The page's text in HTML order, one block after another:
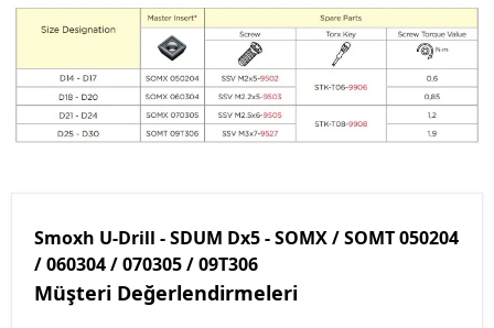
Smoxh U-Drill - SDUM Dx5 - SOMX / SOMT 050204
/ 060304 / 070305 / 09T306
Müşteri Değerlendirmeleri